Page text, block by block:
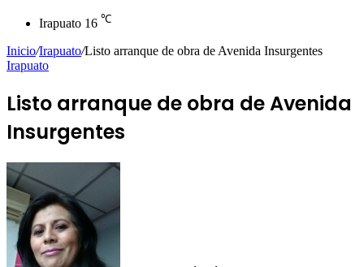
Irapuato 16 ℃
Inicio/Irapuato/Listo arranque de obra de Avenida Insurgentes
Irapuato
Listo arranque de obra de Avenida
Insurgentes